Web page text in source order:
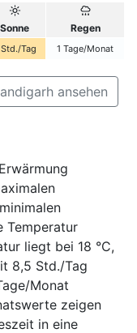
Sonne Regen
Std./Tag 1 Tage/Monat
ansehen
Temperatur
liegt bei 18 °C,
8,5 Std./Tag
Monat
zeigen
in eine